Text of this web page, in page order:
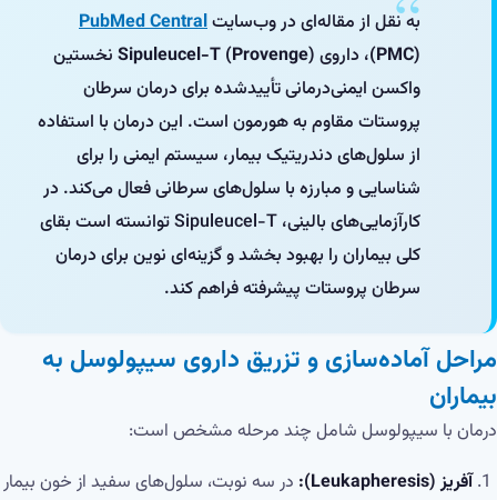
به نقل از مقاله‌ای در وب‌سایتPubMed Central
(PMC)، داروی Sipuleucel-T (Provenge) نخستین
واکسن ایمنی‌درمانی تأییدشده برای درمان سرطان
پروستات مقاوم به هورمون است. این درمان با استفاده
از سلول‌های دندریتیک بیمار، سیستم ایمنی را برای
شناسایی و مبارزه با سلول‌های سرطانی فعال می‌کند. در
کارآزمایی‌های بالینی، Sipuleucel-T توانسته است بقای
کلی بیماران را بهبود بخشد و گزینه‌ای نوین برای درمان
سرطان پروستات پیشرفته فراهم کند.
مراحل آماده‌سازی و تزریق داروی سیپولوسل به
بیماران
درمان با سیپولوسل شامل چند مرحله مشخص است:
آفریز (Leukapheresis):
در سه نوبت، سلول‌های سفید از خون بیمار